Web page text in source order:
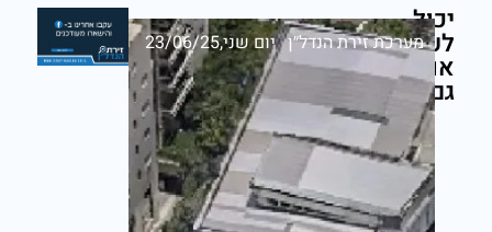
יכול
לעניין
אותך
גם
מערכת זירת הנדל״ן יום שני,23/06/25